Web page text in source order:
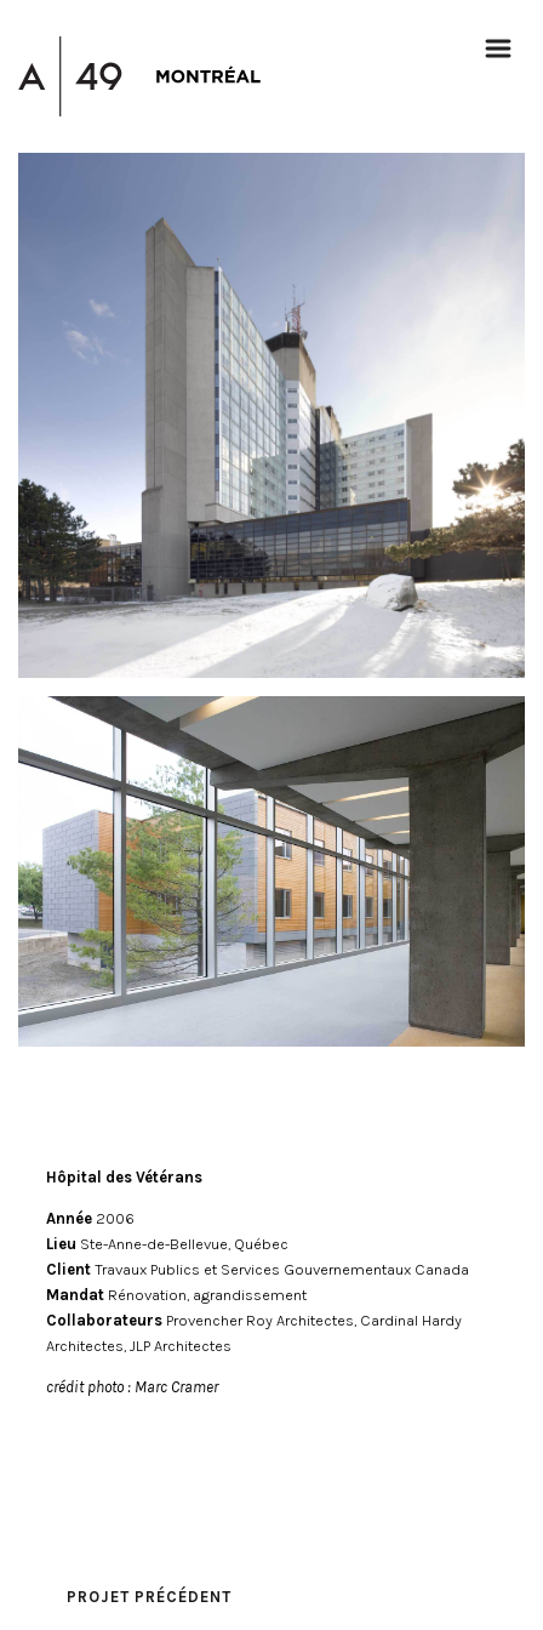
Hôpital des Vétérans
Année 2006
Lieu Ste-Anne-de-Bellevue, Québec
Client Travaux Publics et Services Gouvernementaux Canada
Mandat Rénovation, agrandissement
Collaborateurs Provencher Roy Architectes, Cardinal Hardy
Architectes, JLP Architectes
crédit photo : Marc Cramer
PROJET PRÉCÉDENT